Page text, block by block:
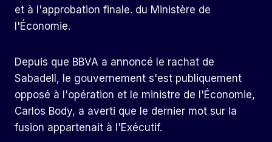
et à l'approbation finale. du Ministère de
l'Économie.
Depuis que BBVA a annoncé le rachat de
Sabadell, le gouvernement s'est publiquement
opposé à l'opération et le ministre de l'Économie,
Carlos Body, a averti que le dernier mot sur la
fusion appartenait à l'Exécutif.